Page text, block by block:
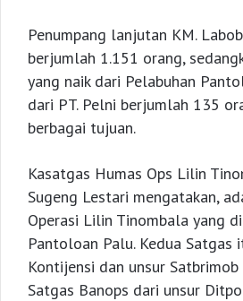
Penumpang lanjutan KM.
berjumlah 1.151 orang,
yang naik dari Pelabuhan
dari PT. Pelni berjumlah 135
berbagai tujuan.
Kasatgas Humas Ops Lilin
Sugeng Lestari mengatakan,
Operasi Lilin Tinombala yang
Pantoloan Palu. Kedua Satgas
Kontijensi dan unsur
Satgas Banops dari unsur